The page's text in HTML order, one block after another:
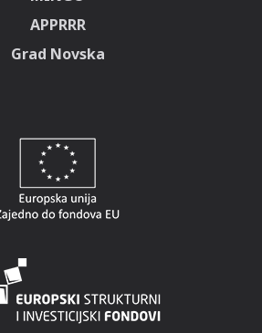
APPRRR
Grad Novska